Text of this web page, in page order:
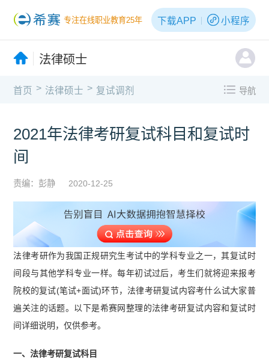
专注在线职业教育25年 下载APP 小程序
法律硕士
首页 > 法律硕士 > 复试调剂 导航
2021年法律考研复试科目和复试时
间
责编：彭静 2020-12-25
法律考研作为我国正规研究生考试中的学科专业之一，其复试时
间段与其他学科专业一样。每年初试过后，考生们就将迎来报考
院校的复试(笔试+面试)环节，法律考研复试内容考什么试大家普
遍关注的话题。以下是希赛网整理的法律考研复试内容和复试时
间详细说明，仅供参考。
一、法律考研复试科目